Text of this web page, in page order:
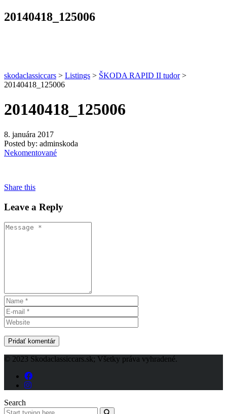
20140418_125006
skodaclassiccars > Listings > ŠKODA RAPID II tudor>
20140418_125006
20140418_125006
8. januára 2017
Posted by: adminskoda
Nekomentované
Share this
Leave a Reply
© 2023 Skodaclassiccars.sk; Všetky práva vyhradené.
Search